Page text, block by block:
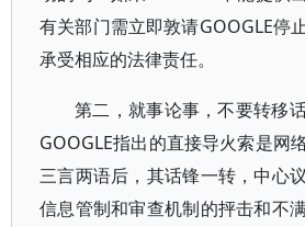
有关部门需立即敦请GOOGLE停
承受相应的法律责任。
第二，就事论事，不要转移
GOOGLE指出的直接导火索是网
三言两语后，其话锋一转，中心
信息管制和审查机制的抨击和不